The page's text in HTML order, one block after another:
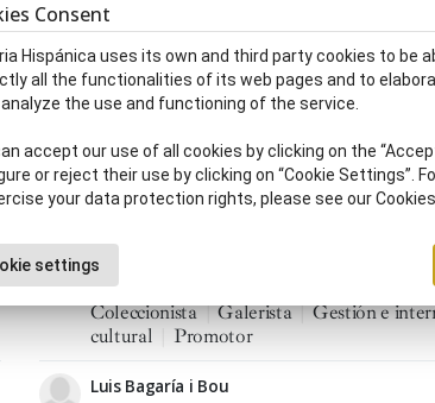
José Artal Mayoral
9.VI.1862 - 18.IV.1918
Coleccionista|Galerista|Gestión e
cultural
Promotor
Luis Bagaría i Bou
Consent
Hispánica uses its own and third party cookies to be
all the functionalities of its web pages and to
the use and functioning of the service.
accept our use of all cookies by clicking on the
or reject their use by clicking on “Cookie Settings”.
your data protection rights, please see our Cookies
settings